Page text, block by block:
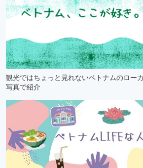
観光ではちょっと見れないベトナムのロー
写真で紹介